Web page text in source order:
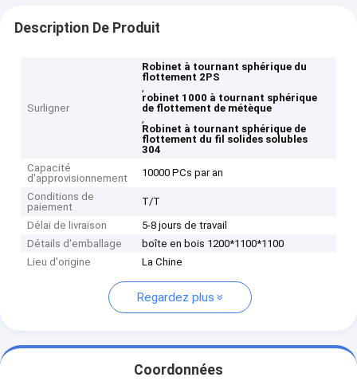
Description De Produit
Surligner
Robinet à tournant sphérique du
flottement 2PS
,
robinet 1000 à tournant sphérique
de flottement de métèque
,
Robinet à tournant sphérique de
flottement du fil solides solubles
304
Capacité
d'approvisionnement
10000 PCs par an
Conditions de
paiement
T/T
Délai de livraison
5-8 jours de travail
Détails d'emballage
boîte en bois 1200*1100*1100
Lieu d'origine
La Chine
Regardez plus
Coordonnées